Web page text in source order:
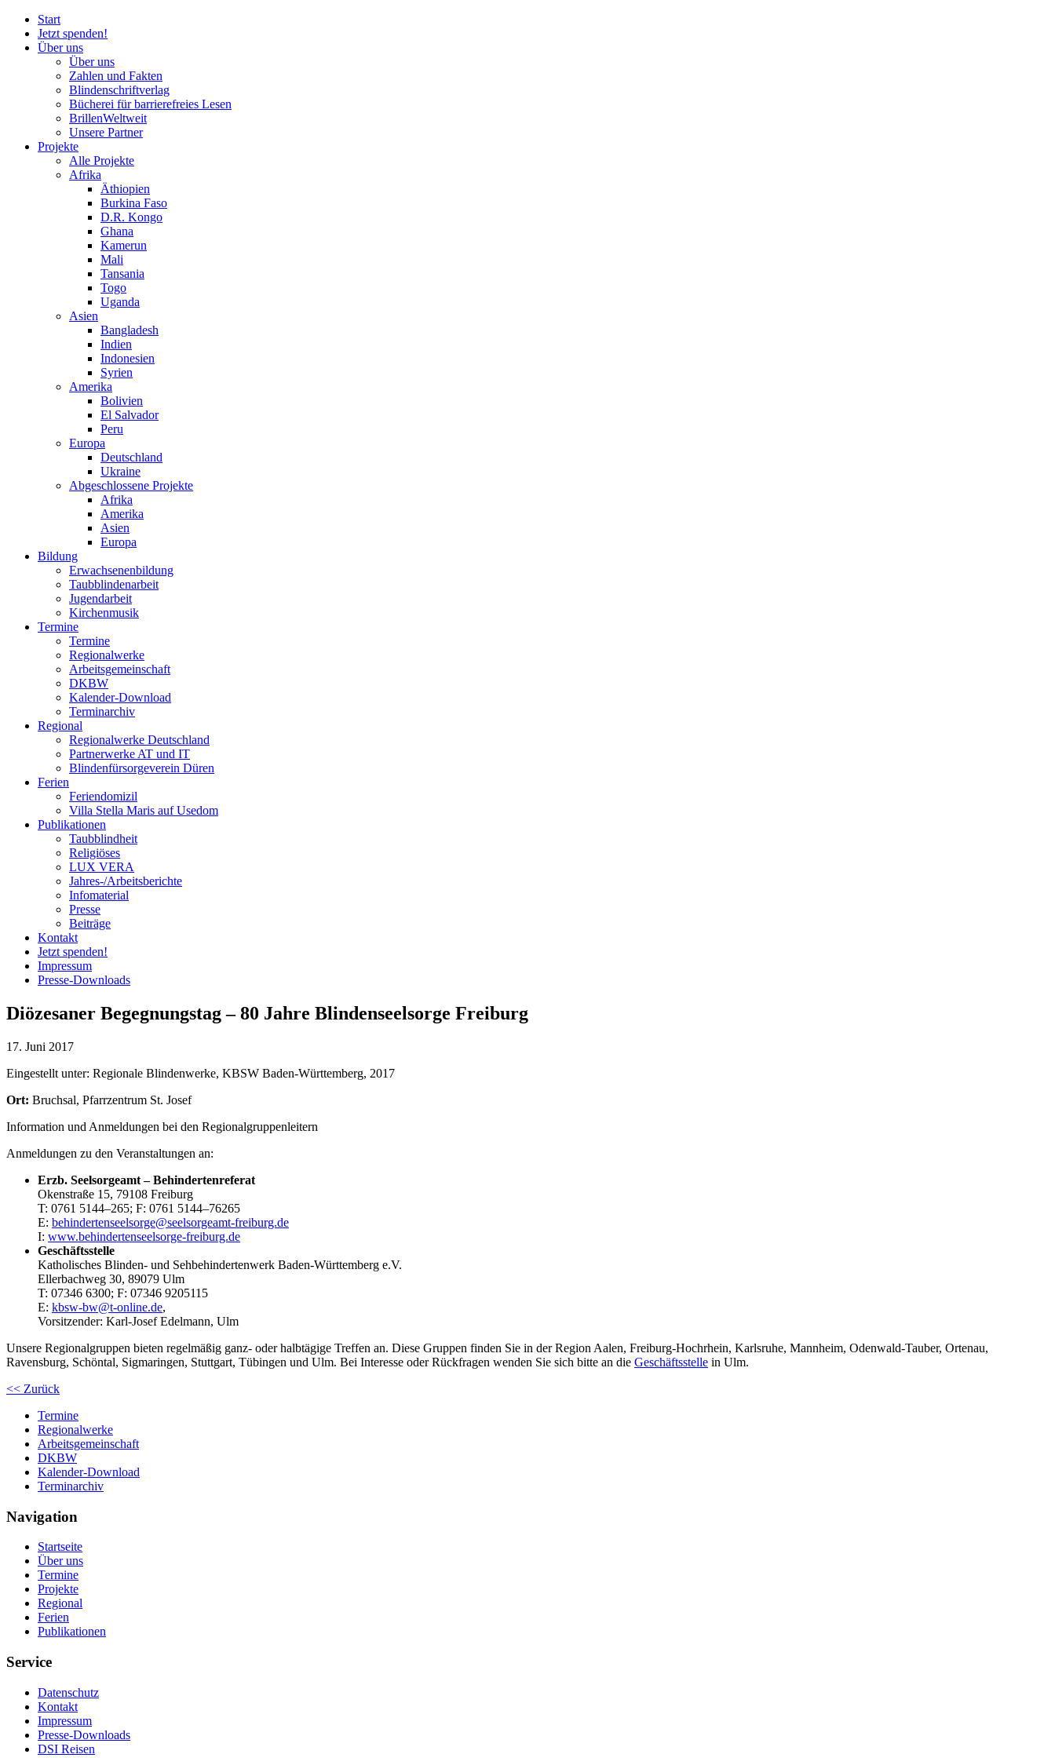
Start
Jetzt spenden!
Über uns
Über uns
Zahlen und Fakten
Blindenschriftverlag
Bücherei fürbarrierefreies Lesen
BrillenWeltweit
Unsere Partner
Projekte
Alle Projekte
Afrika
Äthiopien
Burkina Faso
D.R. Kongo
Ghana
Kamerun
Mali
Tansania
Togo
Uganda
Asien
Bangladesh
Indien
Indonesien
Syrien
Amerika
Bolivien
El Salvador
Peru
Europa
Deutschland
Ukraine
Abgeschlossene Projekte
Afrika
Amerika
Asien
Europa
Bildung
Erwachsenenbildung
Taubblindenarbeit
Jugendarbeit
Kirchenmusik
Termine
Termine
Regionalwerke
Arbeitsgemeinschaft
DKBW
Kalender-Download
Terminarchiv
Regional
Regionalwerke Deutschland
Partnerwerke AT und IT
Blindenfürsorgeverein Düren
Ferien
Feriendomizil
Villa Stella Maris auf Usedom
Publikationen
Taubblindheit
Religiöses
LUX VERA
Jahres-/​Arbeitsberichte
Infomaterial
Presse
Beiträge
Kontakt
Jetzt spenden!
Impressum
Presse-Downloads
Diözesaner Begegnungstag – 80 Jahre Blindenseelsorge Freiburg
17. Juni 2017
Eingestellt unter: Regionale Blindenwerke, KBSW Baden-Württemberg, 2017
Ort: Bruchsal, Pfarrzentrum St. Josef
Information und Anmeldungen bei den Regionalgruppenleitern
Anmeldungen zu den Veranstaltungen an:
Erzb. Seelsorgeamt – Behindertenreferat
Okenstraße 15, 79108 Freiburg
T: 0761 5144–265; F: 0761 5144–76265
E: behindertenseelsorge@seelsorgeamt-freiburg.de
I: www.behindertenseelsorge-freiburg.de
Geschäftsstelle
Katholisches Blinden- und Sehbehindertenwerk Baden-Württemberg e.V.
Ellerbachweg 30, 89079 Ulm
T: 07346 6300; F: 07346 9205115
E: kbsw-bw@t-online.de,
Vorsitzender: Karl-Josef Edelmann, Ulm
Unsere Regionalgruppen bieten regelmäßig ganz- oder halbtägige Treffen an. Diese Gruppen finden Sie in der Region Aalen, Freiburg-Hochrhein, Karlsruhe, Mannheim, Odenwald-Tauber, Ortenau,
Ravensburg, Schöntal, Sigmaringen, Stuttgart, Tübingen und Ulm. Bei Interesse oder Rückfragen wenden Sie sich bitte an die Geschäftsstelle in Ulm.
<< Zurück
Termine
Regionalwerke
Arbeitsgemeinschaft
DKBW
Kalender-Download
Terminarchiv
Navigation
Startseite
Über uns
Termine
Projekte
Regional
Ferien
Publikationen
Service
Datenschutz
Kontakt
Impressum
Presse-Downloads
DSI Reisen